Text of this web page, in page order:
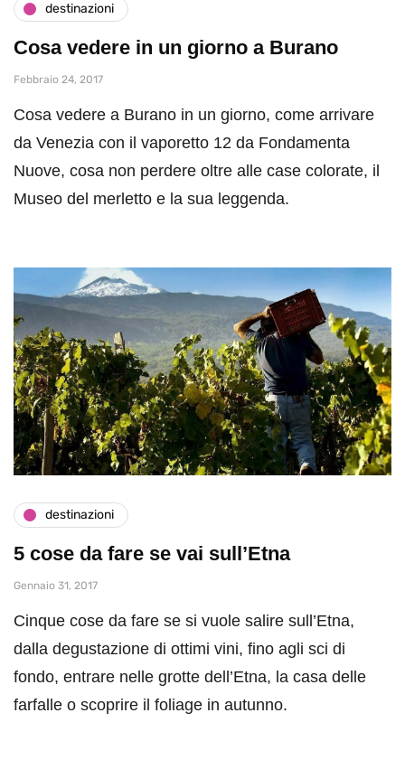
destinazioni
Cosa vedere in un giorno a Burano
Febbraio 24, 2017
Cosa vedere a Burano in un giorno, come arrivare
da Venezia con il vaporetto 12 da Fondamenta
Nuove, cosa non perdere oltre alle case colorate, il
Museo del merletto e la sua leggenda.
destinazioni
5 cose da fare se vai sull’Etna
Gennaio 31, 2017
Cinque cose da fare se si vuole salire sull’Etna,
dalla degustazione di ottimi vini, fino agli sci di
fondo, entrare nelle grotte dell’Etna, la casa delle
farfalle o scoprire il foliage in autunno.